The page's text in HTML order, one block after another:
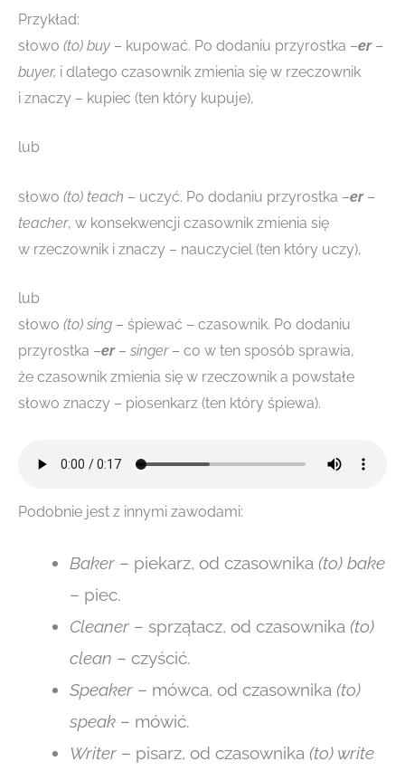
Przykład:
słowo (to) buy – kupować. Po dodaniu przyrostka –er–
buyer, i dlatego czasownik zmienia się w rzeczownik
i znaczy – kupiec (ten który kupuje),
lub
słowo (to) teach – uczyć. Po dodaniu przyrostka –er–
teacher, w konsekwencji czasownik zmienia się
w rzeczownik i znaczy – nauczyciel (ten który uczy),
lub
słowo (to) sing – śpiewać – czasownik. Po dodaniu
przyrostka –er– singer– co w ten sposób sprawia,
że czasownik zmienia się w rzeczownik a powstałe
słowo znaczy – piosenkarz (ten który śpiewa).
Podobnie jest z innymi zawodami:
Baker – piekarz, od czasownika (to) bake
– piec.
Cleaner – sprzątacz, od czasownika (to)
clean – czyścić.
Speaker – mówca, od czasownika (to)
speak – mówić.
Writer – pisarz, od czasownika (to) write